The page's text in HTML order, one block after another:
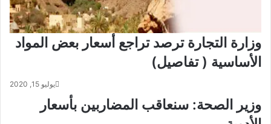
وزارة التجارة ترصد تراجع أسعار بعض المواد
الأساسية ( تفاصيل)
يوليو 15, 2020
وزير الصحة: سنعاقب المضاربين بأسعار